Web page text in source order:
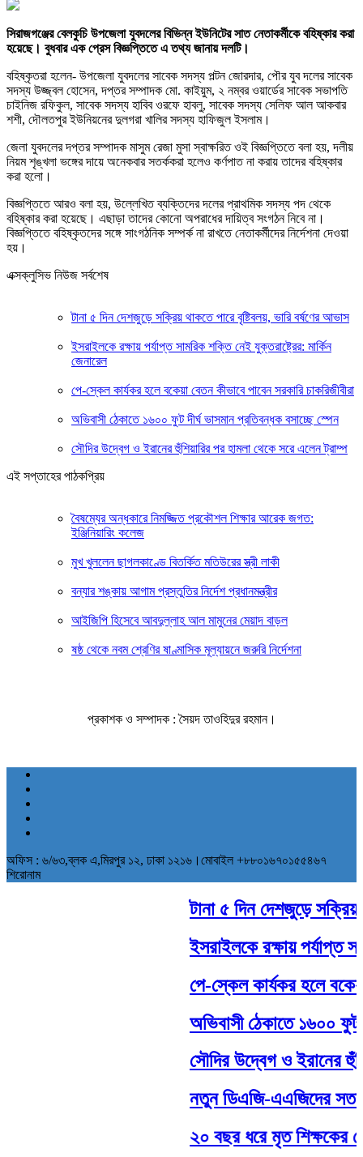
সিরাজগঞ্জের বেলকুচি উপজেলা যুবদলের বিভিন্ন ইউনিটের সাত নেতাকর্মীকে বহিষ্কার করা
হয়েছে। বুধবার এক প্রেস বিজ্ঞপ্তিতে এ তথ্য জানায় দলটি।
বহিষ্কৃতরা হলেন- উপজেলা যুবদলের সাবেক সদস্য পল্টন জোরদার, পৌর যুব দলের সাবেক
সদস্য উজ্জ্বল হোসেন, দপ্তর সম্পাদক মো. কাইয়ুম, ২ নম্বর ওয়ার্ডের সাবেক সভাপতি
চাইনিজ রফিকুল, সাবেক সদস্য হাবিব ওরফে হাবলু, সাবেক সদস্য সেলিফ আল আকবার
শশী, দৌলতপুর ইউনিয়নের দুলগরা খালির সদস্য হাফিজুল ইসলাম।
জেলা যুবদলের দপ্তর সম্পাদক মাসুম রেজা মুসা স্বাক্ষরিত ওই বিজ্ঞপ্তিতে বলা হয়, দলীয়
নিয়ম শৃঙ্খলা ভঙ্গের দায়ে অনেকবার সতর্ককরা হলেও কর্ণপাত না করায় তাদের বহিষ্কার
করা হলো।
বিজ্ঞপ্তিতে আরও বলা হয়, উল্লেখিত ব্যক্তিদের দলের প্রাথমিক সদস্য পদ থেকে
বহিষ্কার করা হয়েছে। এছাড়া তাদের কোনো অপরাধের দায়িত্ব সংগঠন নিবে না।
বিজ্ঞপ্তিতে বহিষ্কৃতদের সঙ্গে সাংগঠনিক সম্পর্ক না রাখতে নেতাকর্মীদের নির্দেশনা দেওয়া
হয়।
এক্সক্লুসিভ নিউজ সর্বশেষ
টানা ৫ দিন দেশজুড়ে সক্রিয় থাকতে পারে বৃষ্টিবলয়, ভারি বর্ষণের আভাস
ইসরাইলকে রক্ষায় পর্যাপ্ত সামরিক শক্তি নেই যুক্তরাষ্ট্রের: মার্কিন
জেনারেল
পে-স্কেল কার্যকর হলে বকেয়া বেতন কীভাবে পাবেন সরকারি চাকরিজীবীরা
অভিবাসী ঠেকাতে ১৬০০ ফুট দীর্ঘ ভাসমান প্রতিবন্ধক বসাচ্ছে স্পেন
সৌদির উদ্বেগ ও ইরানের হুঁশিয়ারির পর হামলা থেকে সরে এলেন ট্রাম্প
এই সপ্তাহের পাঠকপ্রিয়
বৈষম্যের অন্ধকারে নিমজ্জিত প্রকৌশল শিক্ষার আরেক জগত:
ইঞ্জিনিয়ারিং কলেজ
মুখ খুললেন ছাগলকাণ্ডে বিতর্কিত মতিউরের স্ত্রী লাকী
বন্যার শঙ্কায় আগাম প্রস্তুতির নির্দেশ প্রধানমন্ত্রীর
আইজিপি হিসেবে আবদুল্লাহ আল মামুনের মেয়াদ বাড়ল
ষষ্ঠ থেকে নবম শ্রেণির ষাণ্মাসিক মূল্যায়নে জরুরি নির্দেশনা
প্রকাশক ও সম্পাদক : সৈয়দ তাওহিদুর রহমান।
অফিস : ৬/৬৩,ব্লক এ,মিরপুর ১২, ঢাকা ১২১৬।মোবাইল +৮৮০১৬৭০১৫৫৪৬৭
শিরোনাম
টানা ৫ দিন দেশজুড়ে সক্রিয়
ইসরাইলকে রক্ষায় পর্যাপ্ত
পে-স্কেল কার্যকর হলে
অভিবাসী ঠেকাতে ১৬০০ ফুট
সৌদির উদ্বেগ ও ইরানের
নতুন ডিএজি-এএজিদের
২০ বছর ধরে মৃত শিক্ষকের